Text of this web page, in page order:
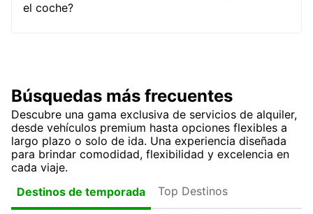
el coche?
Búsquedas más frecuentes
Descubre una gama exclusiva de servicios de alquiler,
desde vehículos premium hasta opciones flexibles a
largo plazo o solo de ida. Una experiencia diseñada
para brindar comodidad, flexibilidad y excelencia en
cada viaje.
Destinos de temporada
Top Destinos